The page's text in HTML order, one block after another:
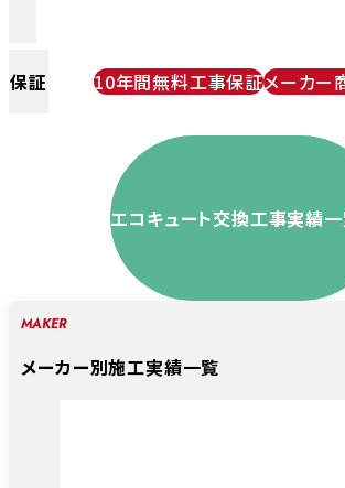
保証 10年間無料工事保証メーカー
エコキュート交換工事実績
MAKER
メーカー別施工実績一覧